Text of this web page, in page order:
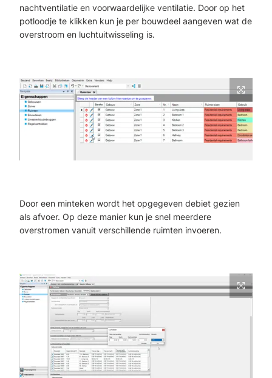
nachtventilatie en voorwaardelijke ventilatie. Door op het
potloodje te klikken kun je per bouwdeel aangeven wat de
overstroom en luchtuitwisseling is.
Door een minteken wordt het opgegeven debiet gezien
als afvoer. Op deze manier kun je snel meerdere
overstromen vanuit verschillende ruimten invoeren.